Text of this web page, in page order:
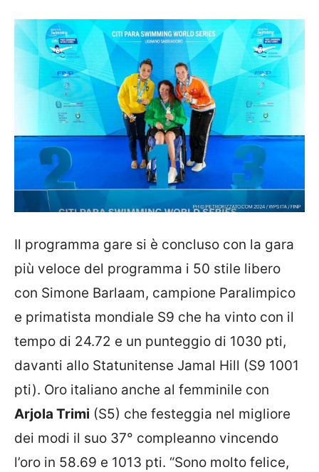
Il programma gare si è concluso con la gara
più veloce del programma i 50 stile libero
con Simone Barlaam, campione Paralimpico
e primatista mondiale S9 che ha vinto con il
tempo di 24.72 e un punteggio di 1030 pti,
davanti allo Statunitense Jamal Hill (S9 1001
pti). Oro italiano anche al femminile con
Arjola Trimi (S5) che festeggia nel migliore
dei modi il suo 37° compleanno vincendo
l’oro in 58.69 e 1013 pti. “Sono molto felice,